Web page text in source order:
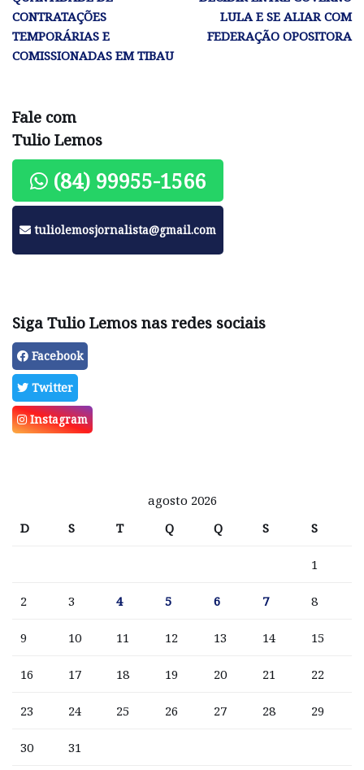
CONTRATAÇÕES
TEMPORÁRIAS E
COMISSIONADAS EM TIBAU
LULA E SE ALIAR COM
FEDERAÇÃO OPOSITORA
Fale com
Tulio Lemos
(84) 99955-1566
tuliolemosjornalista@gmail.com
Siga Tulio Lemos nas redes sociais
Facebook
Twitter
Instagram
agosto 2026
D
S T Q Q S S
1
2 3 4 5 6 7 8
9 10 11 12 13 14 15
16 17 18 19 20 21 22
23 24 25 26 27 28 29
30 31